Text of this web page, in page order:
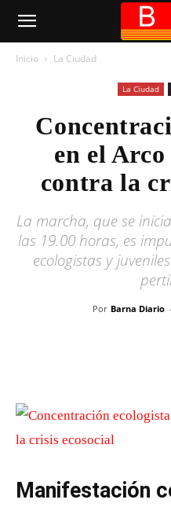
Inicio La Ciudad
La Ciudad
en el
contra la
La marcha, que se
las 19.00 horas, es
ecologistas y
Por Barna Diario -
Manifestación